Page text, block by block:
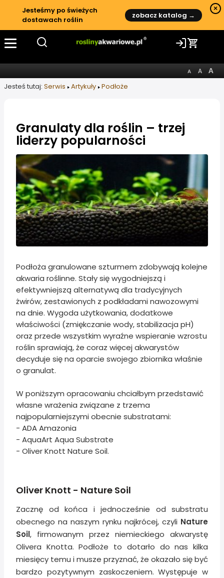
Jesteśmy po świeżych
dostawach roślin
zobacz katalog →
×
Jesteś tutaj: Serwis Artykuły Podłoże
Granulaty dla roślin – trzej
liderzy popularności
Informacje o artykule
Podłoża granulowane szturmem zdobywają kolejne
akwaria roślinne. Stały się wygodniejszą i
efektywniejszą alternatywą dla tradycyjnych
żwirów, zestawionych z podkładami nawozowymi
na dnie. Wygoda użytkowania, dodatkowe
właściwości (zmiękczanie wody, stabilizacja pH)
oraz przede wszystkim wyraźne wspieranie wzrostu
roślin sprawiają, że coraz więcej akwarystów
decyduje się na oparcie swojego zbiornika właśnie
o granulat.
W poniższym opracowaniu chciałbym przedstawić
własne wrażenia związane z trzema
najpopularniejszymi obecnie substratami:
- ADA Amazonia
- AquaArt Aqua Substrate
- Oliver Knott Nature Soil.
Oliver Knott - Nature Soil
Zacznę od końca i jednocześnie od substratu
obecnego na naszym rynku najkrócej, czyli Nature
Soil, firmowanym przez niemieckiego akwarystę
Olivera Knotta. Podłoże to dotarło do nas kilka
miesięcy temu i musze przyznać, że okazało się być
bardzo pozytywnym zaskoczeniem. Występuje w